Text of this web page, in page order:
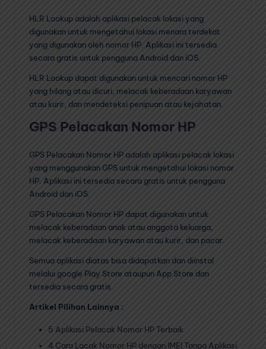
HLR Lookup adalah aplikasi pelacak lokasi yang
digunakan untuk mengetahui lokasi menara terdekat
yang digunakan oleh nomor HP. Aplikasi ini tersedia
secara gratis untuk pengguna Android dan iOS.
HLR Lookup dapat digunakan untuk mencari nomor HP
yang hilang atau dicuri, melacak keberadaan karyawan
atau kurir, dan mendeteksi penipuan atau kejahatan.
GPS Pelacakan Nomor HP
GPS Pelacakan Nomor HP adalah aplikasi pelacak lokasi
yang menggunakan GPS untuk mengetahui lokasi nomor
HP. Aplikasi ini tersedia secara gratis untuk pengguna
Android dan iOS.
GPS Pelacakan Nomor HP dapat digunakan untuk
melacak keberadaan anak atau anggota keluarga,
melacak keberadaan karyawan atau kurir, dan pacar.
Semua aplikasi diatas bisa didapatkan dan diinstal
melalui google Play Store ataupun App Store dan
tersedia secara gratis.
Artikel Pilihan Lainnya :
5 Aplikasi Pelacak Nomor HP Terbaik
4 Cara Lacak Nomor HP dengan IMEI Tanpa Aplikasi